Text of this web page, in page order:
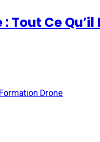
Tout Ce
Formation Drone